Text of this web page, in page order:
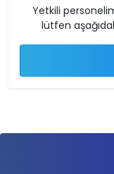
Yetkili
lütfen